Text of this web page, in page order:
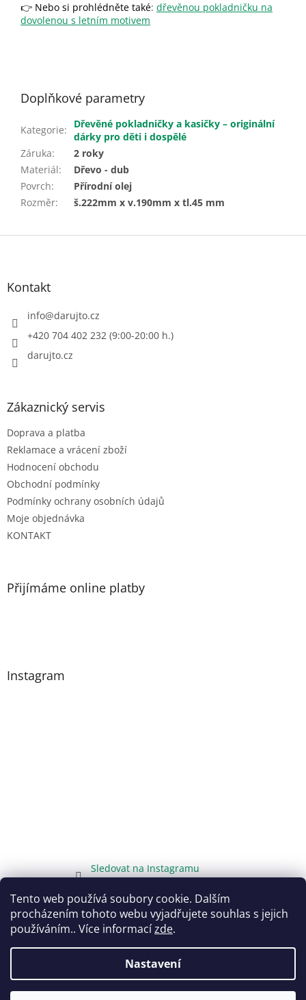
Tento web používá soubory cookie. Dalším
procházením tohoto webu vyjadřujete souhlas s jejich
používáním.. Více informacízde.
Nastavení
👉 Nebo si prohlédněte také: dřevěnou pokladničku na
dovolenou s letním motivem
Doplňkové parametry
Kategorie:
Dřevěné pokladničky a kasičky – originální
dárky pro děti i dospělé
Záruka:
2 roky
Materiál:
Dřevo - dub
Povrch:
Přírodní olej
Rozměr: š.222mm x v.190mm x tl.45 mm
Z
Kontakt
info@darujto.cz
+420 704 402 232 (9:00-20:00 h.)
darujto.cz
Zákaznický servis
Doprava a platba
Reklamace a vrácení zboží
Hodnocení obchodu
Obchodní podmínky
Podmínky ochrany osobních údajů
Moje objednávka
KONTAKT
Přijímáme online platby
Instagram
Sledovat na Instagramu